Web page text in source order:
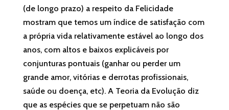
(de longo prazo) a respeito da Felicidade
mostram que temos um índice de satisfação com
a própria vida relativamente estável ao longo dos
anos, com altos e baixos explicáveis por
conjunturas pontuais (ganhar ou perder um
grande amor, vitórias e derrotas profissionais,
saúde ou doença, etc). A Teoria da Evolução diz
que as espécies que se perpetuam não são